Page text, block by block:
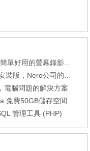
好用的螢幕錄影工具
全功能多媒體燒錄轉檔軟體
電腦問題的解決方案
免費50GB儲存空間
管理工具 (PHP)